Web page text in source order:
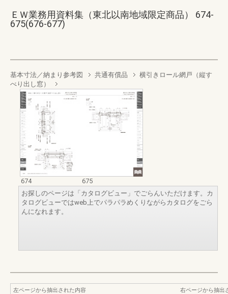
ＥＷ業務用資料集（東北以南地域限定商品） 674-
675(676-677)
基本寸法／納まり参考図 共通有償品
横引きロール網戸（縦す
べり出し窓）
674
675
お探しのページは「カタログビュー」でごらんいただけます。カ
タログビューではweb上でパラパラめくりながらカタログをごら
んになれます。
左ページから抽出された内容
右ページから抽出